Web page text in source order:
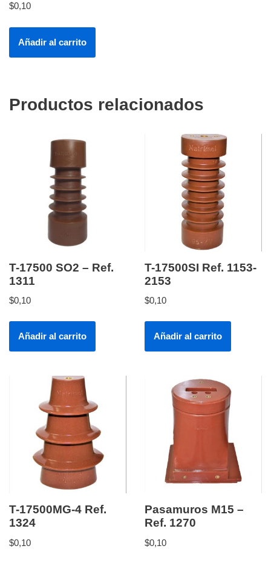
$0,10
Añadir al carrito
Productos relacionados
T-17500 SO2 – Ref.
1311
$0,10
Añadir al carrito
T-17500SI Ref. 1153-
2153
$0,10
Añadir al carrito
T-17500MG-4 Ref.
1324
$0,10
Pasamuros M15 –
Ref. 1270
$0,10